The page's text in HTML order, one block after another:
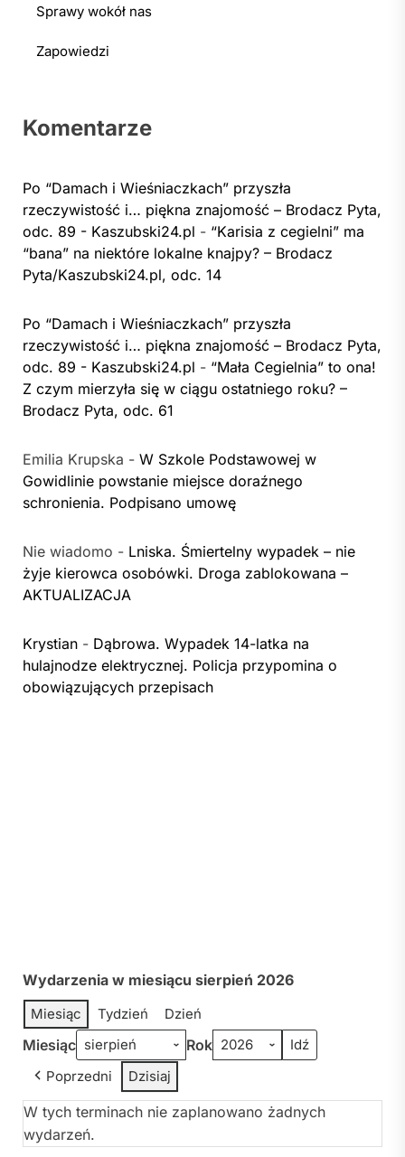
Sprawy wokół nas
Zapowiedzi
Komentarze
Po “Damach i Wieśniaczkach” przyszła
rzeczywistość i… piękna znajomość – Brodacz Pyta,
odc. 89 - Kaszubski24.pl - “Karisia z cegielni” ma
“bana” na niektóre lokalne knajpy? – Brodacz
Pyta/Kaszubski24.pl, odc. 14
Po “Damach i Wieśniaczkach” przyszła
rzeczywistość i… piękna znajomość – Brodacz Pyta,
odc. 89 - Kaszubski24.pl - “Mała Cegielnia” to ona!
Z czym mierzyła się w ciągu ostatniego roku? –
Brodacz Pyta, odc. 61
Emilia Krupska - W Szkole Podstawowej w
Gowidlinie powstanie miejsce doraźnego
schronienia. Podpisano umowę
Nie wiadomo - Lniska. Śmiertelny wypadek – nie
żyje kierowca osobówki. Droga zablokowana –
AKTUALIZACJA
Krystian - Dąbrowa. Wypadek 14-latka na
hulajnodze elektrycznej. Policja przypomina o
obowiązujących przepisach
Wydarzenia w miesiącu sierpień 2026
Miesiąc Tydzień Dzień
Miesiąc Rok
Poprzedni Dzisiaj
W tych terminach nie zaplanowano żadnych
wydarzeń.